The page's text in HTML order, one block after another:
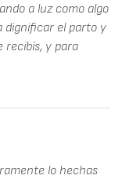
a luz como algo
dignificar el parto y
recibís, y para
lo hechas